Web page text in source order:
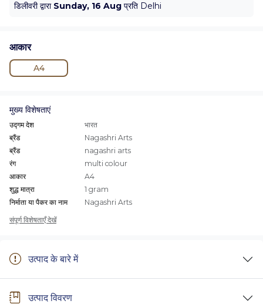
डिलीवरी द्वारा Sunday, 16 Aug प्रति Delhi
आकार
A4
मुख्य विशेषताएं
उद्गम देश
भारत
ब्रैंड
Nagashri Arts
ब्रैंड
nagashri arts
रंग
multi colour
आकार
A4
शुद्ध मात्रा
1 gram
निर्माता या पैकर का नाम
Nagashri Arts
संपूर्ण विशेषताएँ देखें
उत्पाद के बारे में
उत्पाद विवरण